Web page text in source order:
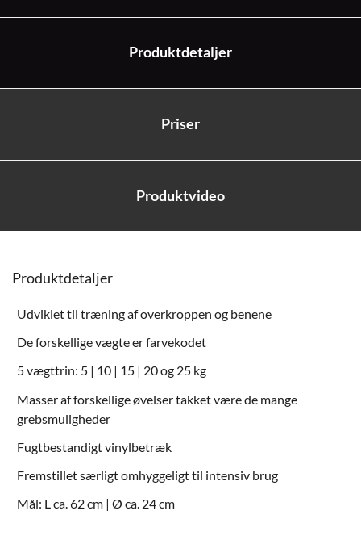
Produktdetaljer
Priser
Produktvideo
Produktdetaljer
Udviklet til træning af overkroppen og benene
De forskellige vægte er farvekodet
5 vægttrin: 5 | 10 | 15 | 20 og 25 kg
Masser af forskellige øvelser takket være de mange
grebsmuligheder
Fugtbestandigt vinylbetræk
Fremstillet særligt omhyggeligt til intensiv brug
Mål: L ca. 62 cm | Ø ca. 24 cm